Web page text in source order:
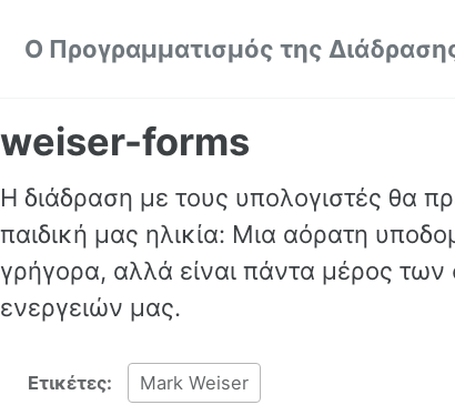
Ο Προγραμματισμός της
weiser-forms
Η διάδραση με τους υπολογιστές θα
παιδική μας ηλικία: Μια αόρατη
γρήγορα, αλλά είναι πάντα μέρος
ενεργειών μας.
Ετικέτες: Mark Weiser